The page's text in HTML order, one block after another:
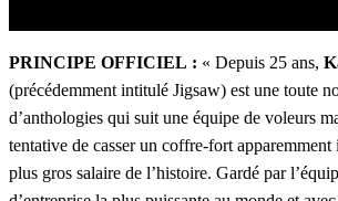
PRINCIPE OFFICIEL : « Depuis 25 ans,
(précédemment intitulé Jigsaw) est une toute
d’anthologies qui suit une équipe de voleurs
tentative de casser un coffre-fort apparemment
plus gros salaire de l’histoire. Gardé par